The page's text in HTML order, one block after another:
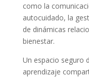
como la
autocuidado, la
de dinámicas
bienestar.
Un espacio seguro
aprendizaje